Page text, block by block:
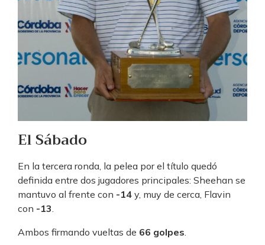
El Sábado
En la tercera ronda, la pelea por el título quedó
definida entre dos jugadores principales: Sheehan se
mantuvo al frente con -14 y, muy de cerca, Flavin
con -13.
Ambos firmando vueltas de 66 golpes.